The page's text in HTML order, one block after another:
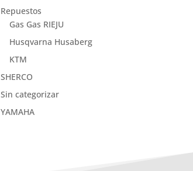
Repuestos
Gas Gas RIEJU
Husqvarna Husaberg
KTM
SHERCO
Sin categorizar
YAMAHA